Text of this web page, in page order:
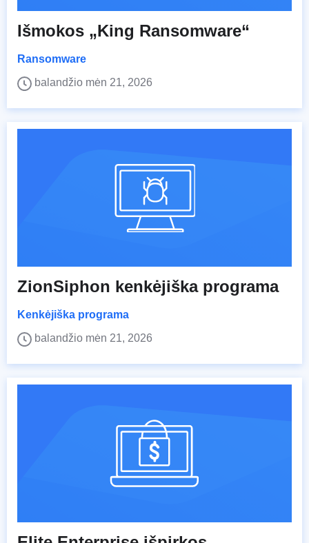
Išmokos „King Ransomware“
Ransomware
balandžio mėn 21, 2026
ZionSiphon kenkėjiška programa
Kenkėjiška programa
balandžio mėn 21, 2026